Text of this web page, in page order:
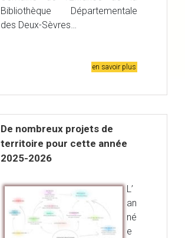
Bibliothèque Départementale
des Deux-Sèvres…
en savoir plus
De nombreux projets de
territoire pour cette année
2025-2026
L’
an
né
e